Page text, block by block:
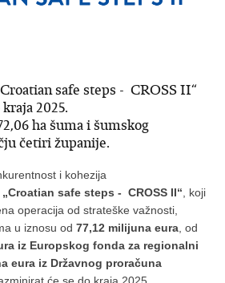
safe steps - CROSS II“
2025.
ha šuma i šumskog
četiri županije.
i kohezija
„Croatian safe steps - CROSS II“ , koji
operacija od strateške važnosti,
u iznosu od77,12 milijuna eura , od
iz Europskog fonda za regionalni
eura iz Državnog proračuna
će se do kraja 2025.